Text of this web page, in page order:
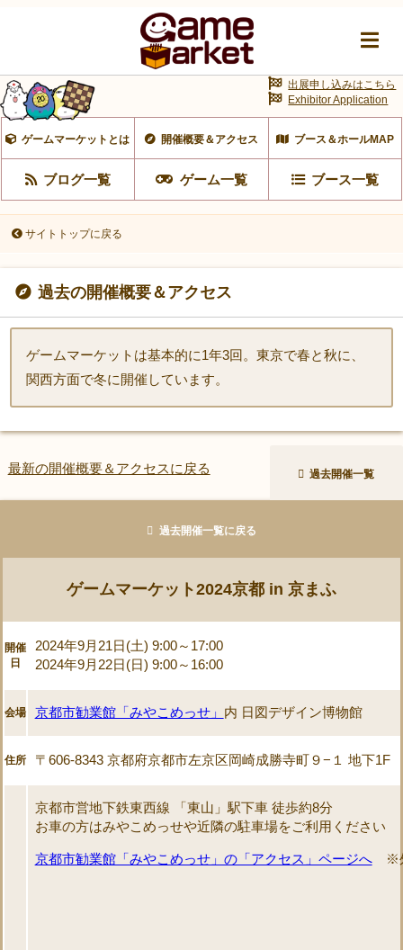
ゲームマーケットとは 開催概要＆アクセス ブース＆ホールMAP
ブログ一覧 ゲーム一覧 ブース一覧
出展申し込みはこちら
Exhibitor Application
サイトトップに戻る
過去の開催概要＆アクセス
ゲームマーケットは基本的に1年3回。東京で春と秋に、
関西方面で冬に開催しています。
最新の開催概要＆アクセスに戻る 過去開催一覧
過去開催一覧に戻る
ゲームマーケット2024京都 in 京まふ
開催
日
2024年9月21日(土) 9:00～17:00
2024年9月22日(日) 9:00～16:00
会場 京都市勧業館「みやこめっせ」 内 日図デザイン博物館
住所 〒606-8343 京都府京都市左京区岡崎成勝寺町９−１ 地下1F
京都市営地下鉄東西線 「東山」駅下車 徒歩約8分
お車の方はみやこめっせや近隣の駐車場をご利用ください
京都市勧業館「みやこめっせ」の「アクセス」ページへ※外